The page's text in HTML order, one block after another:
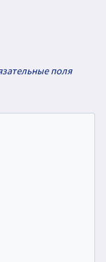
поля